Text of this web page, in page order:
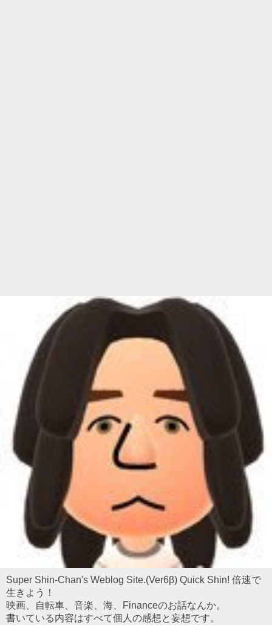
Super Shin-Chan's Weblog Site.(Ver6β) Quick Shin! 倍速で
生きよう！
映画、自転車、音楽、海、Financeのお話なんか。
書いている内容はすべて個人の感想と妄想です。